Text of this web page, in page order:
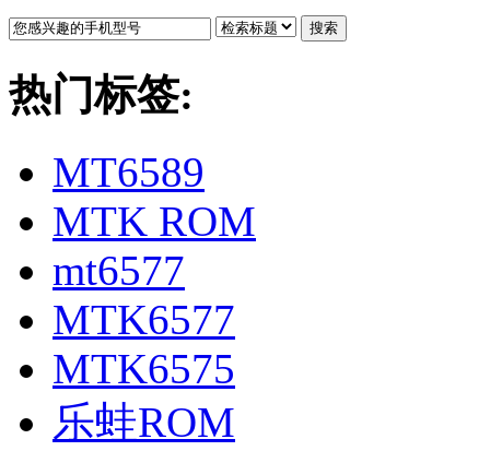
搜索
热门标签:
MT6589
MTK ROM
mt6577
MTK6577
MTK6575
乐蛙ROM